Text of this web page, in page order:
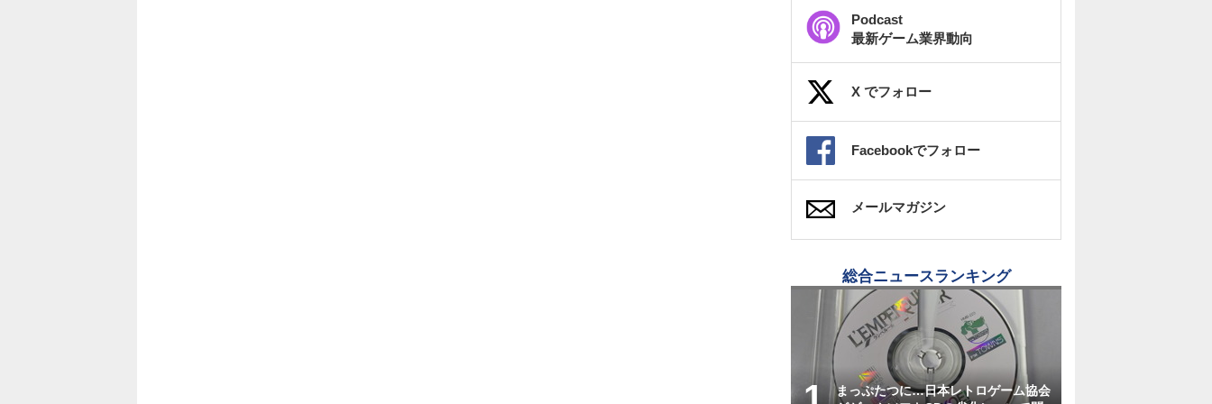
Podcast
最新ゲーム業界動向
X でフォロー
Facebookでフォロー
メールマガジン
総合ニュースランキング
まっぷたつに…日本レトロゲーム協会